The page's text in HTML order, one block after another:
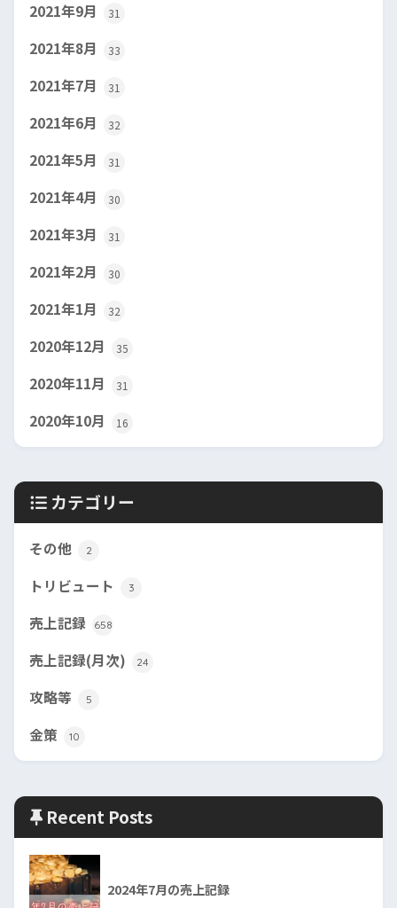
2021年9月 31
2021年8月 33
2021年7月 31
2021年6月 32
2021年5月 31
2021年4月 30
2021年3月 31
2021年2月 30
2021年1月 32
2020年12月 35
2020年11月 31
2020年10月 16
カテゴリー
その他 2
トリビュート 3
売上記録 658
売上記録(月次) 24
攻略等 5
金策 10
Recent Posts
2024年7月の売上記録